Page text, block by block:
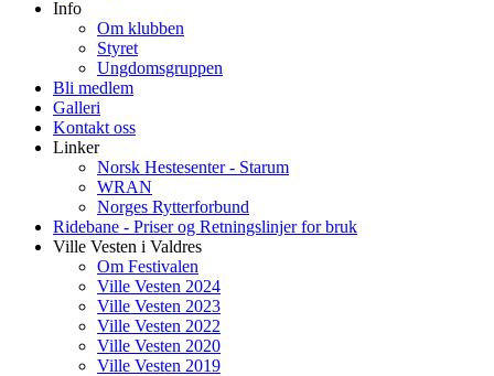
Info
Om klubben
Styret
Ungdomsgruppen
Bli medlem
Galleri
Kontakt oss
Linker
Norsk Hestesenter - Starum
WRAN
Norges Rytterforbund
Ridebane - Priser og Retningslinjer for bruk
Ville Vesten i Valdres
Om Festivalen
Ville Vesten 2024
Ville Vesten 2023
Ville Vesten 2022
Ville Vesten 2020
Ville Vesten 2019